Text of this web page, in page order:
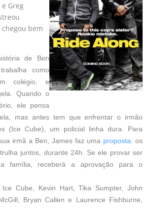
Greg
bem
de Ben
como
colégio, e
Quando o
ele pensa
mas antes tem que enfrentar o irmão
(Ice Cube), um policial linha dura. Para
irmã a Ben, James faz uma proposta: os
juntos, durante 24h. Se ele provar ser
família, receberá a aprovação para o
Cube, Kevin Hart, Tika Sumpter, John
Bryan Callen e Laurence Fishburne,